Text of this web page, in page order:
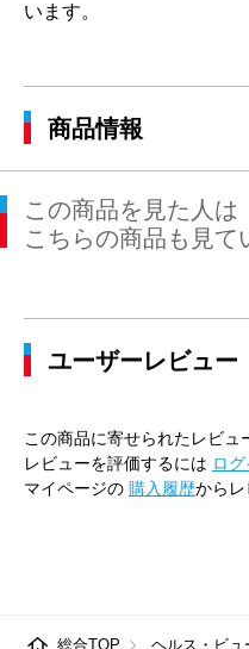
います。
商品情報
この商品を見た人は
こちらの商品も見て
ユーザーレビュー
この商品に寄せられたレビュ
レビューを評価するには ロ
マイページの 購入履歴からレ
総合TOP ヘルス・ビュ